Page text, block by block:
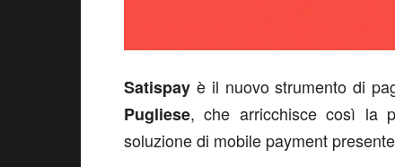
Satispay è il nuovo strumento di
Pugliese, che arricchisce così la
soluzione di mobile payment